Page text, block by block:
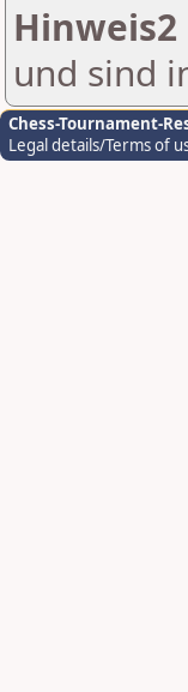
Hinweis2
und sind
Chess-Tournament-
Legal details/Terms of